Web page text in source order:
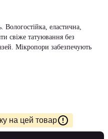
Вологостійка, еластична,
свіже татуювання без
Мікропори забезпечують
на цей товар